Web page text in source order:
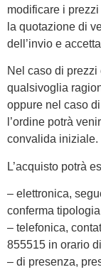
modificare i
la quotazione di
dell’invio e
Nel caso di
qualsivoglia
oppure nel caso
l’ordine potrà
convalida iniziale.
L’acquisto potrà
– elettronica,
conferma
– telefonica,
855515 in orario
– di presenza,